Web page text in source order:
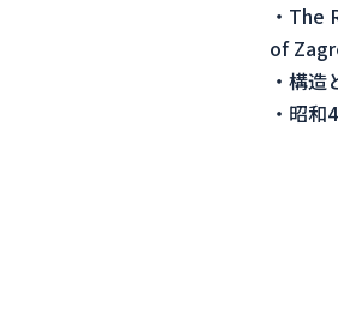
・
of
・構
・昭